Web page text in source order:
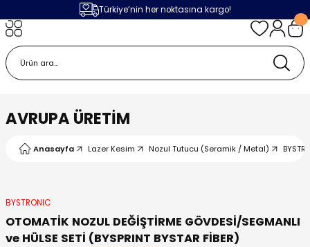
Türkiye’nin her noktasına kargo!
AVRUPA ÜRETİM
Anasayfa Lazer Kesim Nozul Tutucu (Seramik / Metal)
BYSTRONIC
OTOMATİK NOZUL DEĞİŞTİRME GÖVDESİ/SEGMANLI
ve HÜLSE SETİ (BYSPRINT BYSTAR FİBER)
Geri Dön
Parçaları
Geri Dön
Camları
Geri Dön
Geri Dön